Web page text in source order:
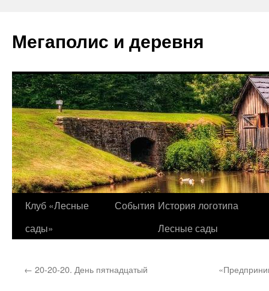
содержимому
Мегаполис и деревня
Клуб «Лесные
сады»
События История логотипа
Лесные сады
← 20-20-20. День пятнадцатый